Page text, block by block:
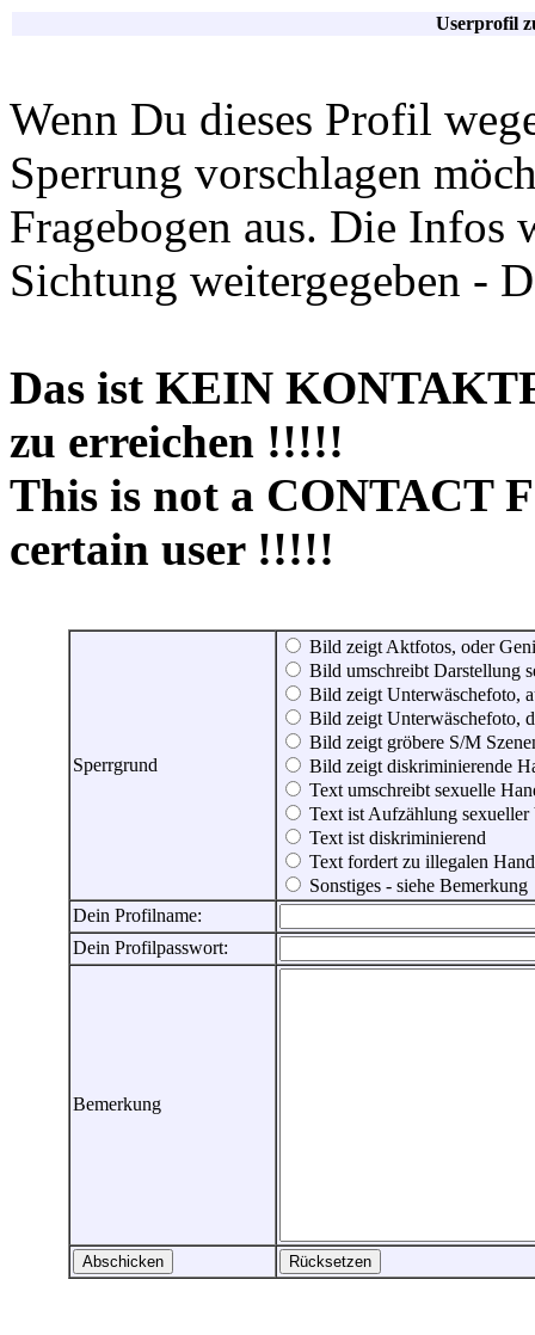
Userprofil
Wenn Du dieses Profil
Sperrung vorschlagen
Fragebogen aus. Die Infos
Sichtung weitergegeben -
Das ist KEIN
zu erreichen !!!!!
This is not a CONTACT
certain user !!!!!
Sperrgrund
Bild zeigt Aktfotos, oder
Bild umschreibt Darstellung
Bild zeigt Unterwäschefoto,
Bild zeigt Unterwäschefoto,
Bild zeigt gröbere S/M
Bild zeigt diskriminierende
Text umschreibt sexuelle
Text ist Aufzählung sexueller
Text ist diskriminierend
Text fordert zu illegalen
Sonstiges - siehe Bemerkung
Dein Profilname:
Dein Profilpasswort:
Bemerkung